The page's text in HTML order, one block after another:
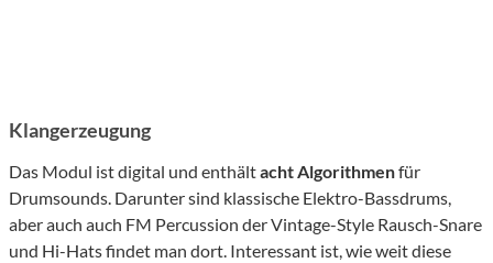
Klangerzeugung
Das Modul ist digital und enthältachtAlgorithmenfür
Drumsounds. Darunter sind klassische Elektro-Bassdrums,
aber auch auch FM Percussion der Vintage-Style Rausch-Snare
und Hi-Hats findet man dort. Interessant ist, wie weit diese